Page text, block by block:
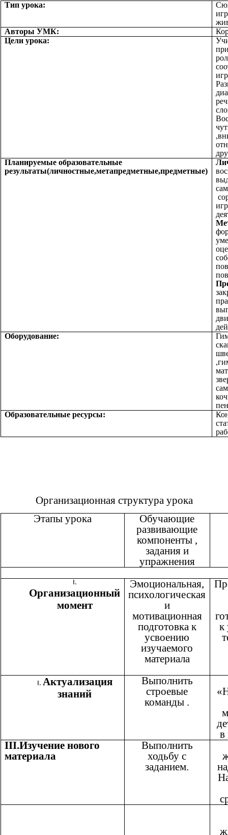
Тип урока:
Авторы УМК:
Цели урока:
Планируемые образовательные
результаты(личностные,метапредметные,предметные)
Оборудование:
Образовательные ресурсы:
Организационная структура урока
Этапы урока
Обучающие
развивающие
компоненты ,
задания и
упражнения
Организационный
момент
Эмоциональная,
психологическая
и
мотивационная
подготовка к
усвоению
изучаемого
материала
к
Актуализация
знаний
Выполнить
строевые
команды .
III.Изучение нового
материала
Выполнить
ходьбу с
заданием.